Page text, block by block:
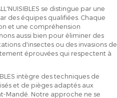
se distingue par une
des équipes qualifiées. Chaque
et une compréhension
aussi bien pour éliminer des
d'insectes ou des invasions de
éprouvées qui respectent à
intègre des techniques de
et de pièges adaptés aux
Mandé. Notre approche ne se